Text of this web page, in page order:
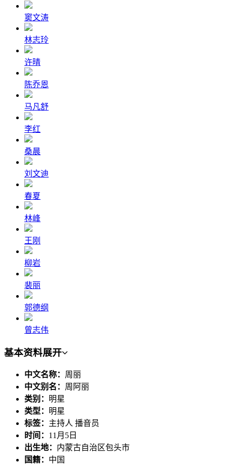
窦文涛
林志玲
许晴
陈乔恩
马凡舒
李红
桑晨
刘文迪
春夏
林峰
王刚
柳岩
裴丽
郭德纲
曾志伟
基本资料展开
中文名称： 周丽
中文别名： 周阿丽
类别： 明星
类型： 明星
标签： 主持人 播音员
时间： 11月5日
出生地： 内蒙古自治区包头市
国籍： 中国